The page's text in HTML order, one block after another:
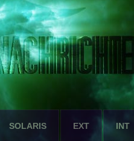
SOLARIS EXT INT